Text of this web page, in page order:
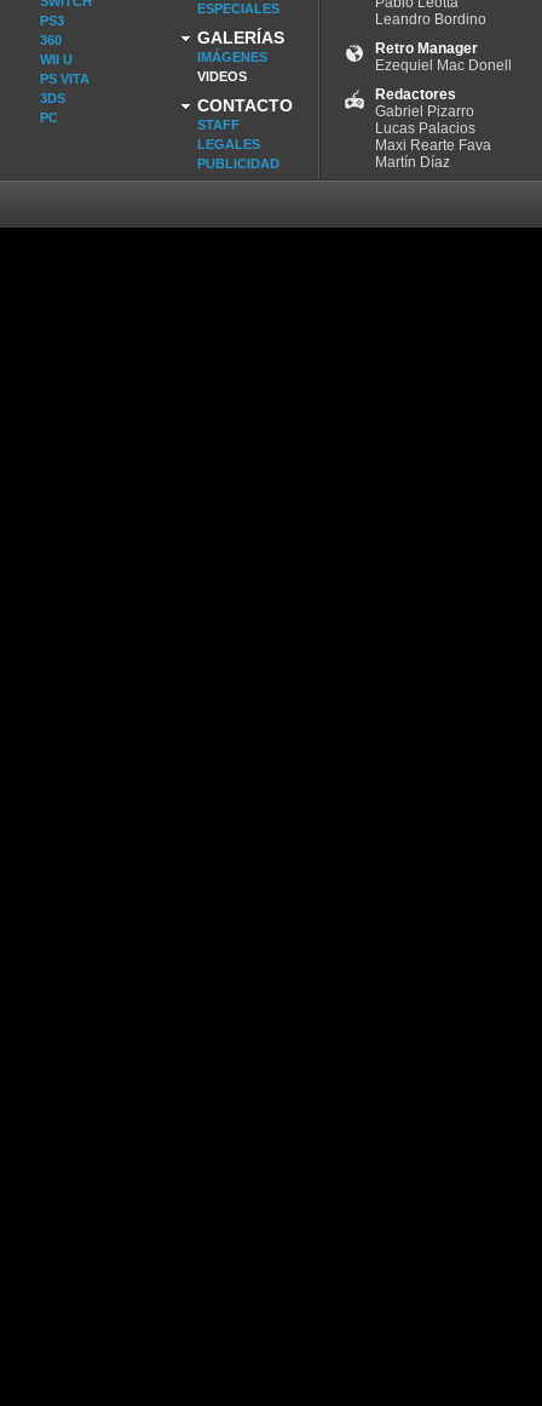
PS3
360
WII U
PS VITA
3DS
PC
ESPECIALES
GALERÍAS
IMÁGENES
VIDEOS
CONTACTO
STAFF
LEGALES
PUBLICIDAD
Leandro Bordino
Retro Manager
Ezequiel Mac Donell
Redactores
Gabriel Pizarro
Lucas Palacios
Maxi Rearte Fava
Martín Díaz